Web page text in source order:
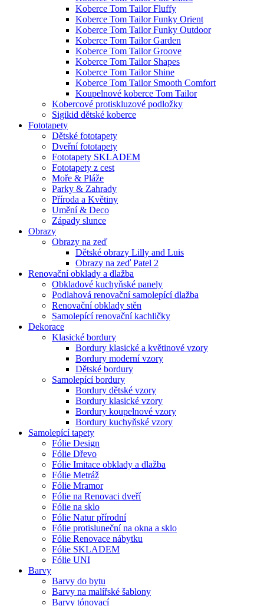
Koberce Tom Tailor Fluffy
Koberce Tom Tailor Funky Orient
Koberce Tom Tailor Funky Outdoor
Koberce Tom Tailor Garden
Koberce Tom Tailor Groove
Koberce Tom Tailor Shapes
Koberce Tom Tailor Shine
Koberce Tom Tailor Smooth Comfort
Koupelnové koberce Tom Tailor
Kobercové protiskluzové podložky
Sigikid dětské koberce
Fototapety
Dětské fototapety
Dveřní fototapety
Fototapety SKLADEM
Fototapety z cest
Moře & Pláže
Parky & Zahrady
Příroda a Květiny
Umění & Deco
Západy slunce
Obrazy
Obrazy na zeď
Dětské obrazy Lilly and Luis
Obrazy na zeď Patel 2
Renovační obklady a dlažba
Obkladové kuchyňské panely
Podlahová renovační samolepící dlažba
Renovační obklady stěn
Samolepící renovační kachličky
Dekorace
Klasické bordury
Bordury klasické a květinové vzory
Bordury moderní vzory
Dětské bordury
Samolepící bordury
Bordury dětské vzory
Bordury klasické vzory
Bordury koupelnové vzory
Bordury kuchyňské vzory
Samolepící tapety
Fólie Design
Fólie Dřevo
Fólie Imitace obklady a dlažba
Fólie Metráž
Fólie Mramor
Fólie na Renovaci dveří
Fólie na sklo
Fólie Natur přírodní
Fólie protisluneční na okna a sklo
Fólie Renovace nábytku
Fólie SKLADEM
Fólie UNI
Barvy
Barvy do bytu
Barvy na malířské šablony
Barvy tónovací